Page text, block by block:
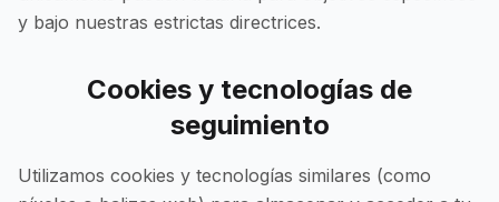
y bajo nuestras estrictas directrices.
Cookies y tecnologías de
seguimiento
Utilizamos cookies y tecnologías similares (como